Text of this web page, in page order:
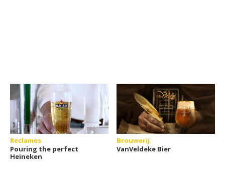
Reclames
Pouring the perfect
Heineken
Brouwerij
VanVeldeke Bier